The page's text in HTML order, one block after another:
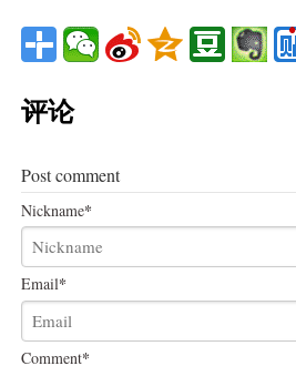
评论
Post comment
Nickname*
Email*
Comment*